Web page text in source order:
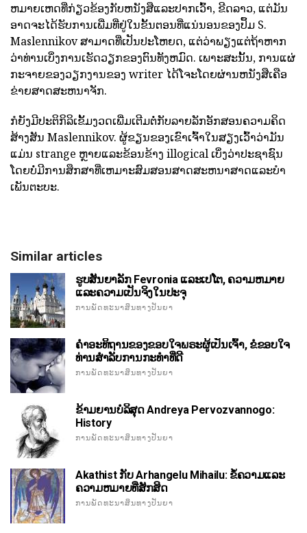
ຫມາຍເຫດທີ່ກ່ຽວຂ້ອງກັບຫນັງສືແລະປາກເວົ້າ, ຂີດລາວ, ແຕ່ມັນ
ອາດຈະໄດ້ຮັບການເພີ່ມທີ່ຢູ່ໃນຂັ້ນຕອນທີ່ແນ່ນອນຂອງປຶ້ມ S.
Maslennikov ສາມາດທີ່ເປັນປະໂຫຍດ, ແຕ່ວ່າພຽງແຕ່ຖ້າຫາກ
ວ່າທ່ານເບິ່ງການເຮັດວຽກຂອງຕົນທັງຫມົດ. ເພາະສະນັ້ນ, ການແຜ່
ກະຈາຍຂອງວຽກງານຂອງ writer ໄດ້ໂຈະໂດຍຜ່ານຫນັງສືເຄືອ
ຂ່າຍສາດສະຫນາຈັກ.
ກໍຍັງມີປະຕິກິລິເຂັ້ມງວດເພີ່ມເຕີມຕໍ່ກັບລາຍລັກອັກສອນຄວາມຄິດ
ສ້າງສັນ Maslennikov. ຜູ້ຂຽນຂອງເຂົາເຈົ້າໃນສຽງເວົ້າວ່າມັນ
ແມ່ນ strange ຫຼາຍແລະຂ້ອນຂ້າງ illogical ເບິ່ງວ່າປະຊາຊົນ
ໂດຍບໍ່ມີການສຶກສາທີ່ເຫມາະສົມສອນສາດສະຫນາສາດແລະບໍາ
ເພັນຕະບະ.
Similar articles
ຮູບສັນຍາລັກ Fevronia ແລະເປໂຕ, ຄວາມຫມາຍ
ແລະຄວາມເປັນຈິງໃນປະຈຸ
ການພັດທະນາສິນທາງປັນຍາ
ຄໍາອະທິຖານຂອງຂອບໃຈພຣະຜູ້ເປັນເຈົ້າ, ຂໍຂອບໃຈ
ທ່ານສໍາລັບການກະທໍາທີ່ດີ
ການພັດທະນາສິນທາງປັນຍາ
ຂ້າມຍານບໍລິສຸດ Andreya Pervozvannogo:
History
ການພັດທະນາສິນທາງປັນຍາ
Akathist ກັບ Arhangelu Mihailu: ຂໍ້ຄວາມແລະ
ຄວາມຫມາຍທີ່ສັກສິດ
ການພັດທະນາສິນທາງປັນຍາ